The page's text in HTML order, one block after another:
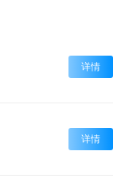
详情
详情